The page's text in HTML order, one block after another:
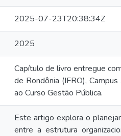
2025-07-23T20:38:34Z
2025
Capítulo de livro entregue
de Rondônia (IFRO),
ao Curso Gestão Pública.
Este artigo explora o
entre a estrutura